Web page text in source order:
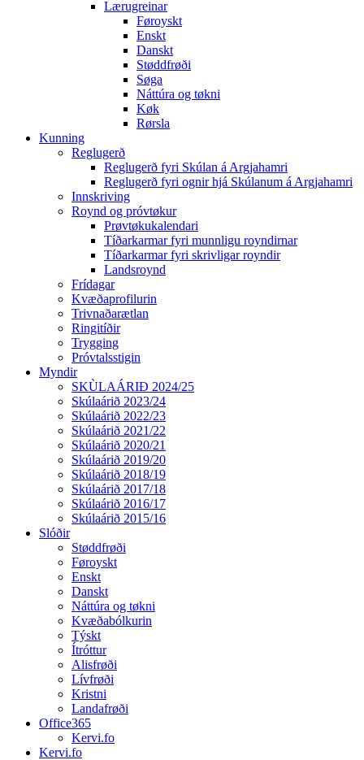
Lærugreinar
Føroyskt
Enskt
Danskt
Støddfrøði
Søga
Náttúra og tøkni
Køk
Rørsla
Kunning
Reglugerð
Reglugerð fyri Skúlan á Argjahamri
Reglugerð fyri ognir hjá Skúlanum á Argjahamri
Innskriving
Roynd og próvtøkur
Prøvtøkukalendari
Tíðarkarmar fyri munnligu royndirnar
Tíðarkarmar fyri skrivligar royndir
Landsroynd
Frídagar
Kvæðaprofilurin
Trivnaðarætlan
Ringitíðir
Trygging
Próvtalsstigin
Myndir
SKÙLAÁRIÐ 2024/25
Skúlaárið 2023/24
Skúlaárið 2022/23
Skúlaárið 2021/22
Skúlaárið 2020/21
Skúlaárið 2019/20
Skúlaárið 2018/19
Skúlaárið 2017/18
Skúlaárið 2016/17
Skúlaárið 2015/16
Slóðir
Støddfrøði
Føroyskt
Enskt
Danskt
Náttúra og tøkni
Kvæðabólkurin
Týskt
Ítróttur
Alisfrøði
Lívfrøði
Kristni
Landafrøði
Office365
Kervi.fo
Kervi.fo